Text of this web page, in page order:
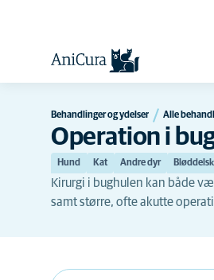
Behandlinger og ydelser Alle
Operation i
Hund Kat Andre dyr
Kirurgi i bughulen kan både
samt større, ofte akutte